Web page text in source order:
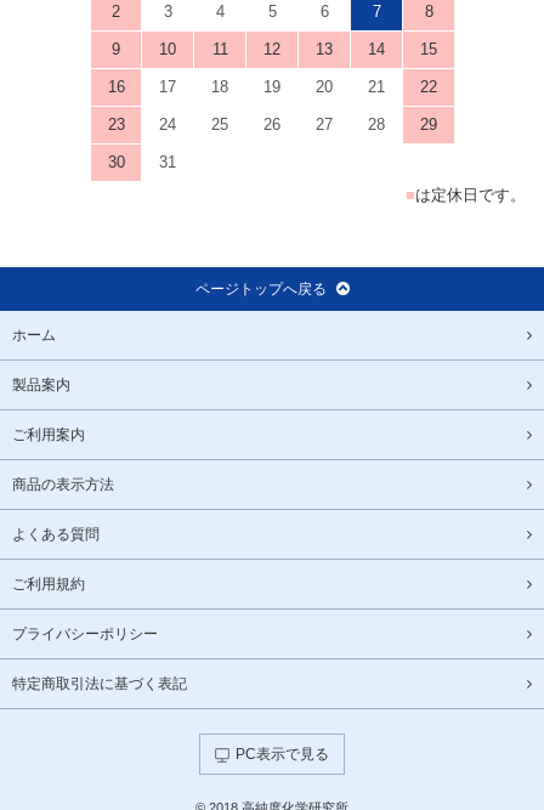
2 3 4 5 6 7 8
9 10 11 12 13 14 15
16 17 18 19 20 21 22
23 24 25 26 27 28 29
30
31
■は定休日です。
ページトップへ戻る
ホーム
製品案内
ご利用案内
商品の表示方法
よくある質問
ご利用規約
プライバシーポリシー
特定商取引法に基づく表記
PC表示で見る